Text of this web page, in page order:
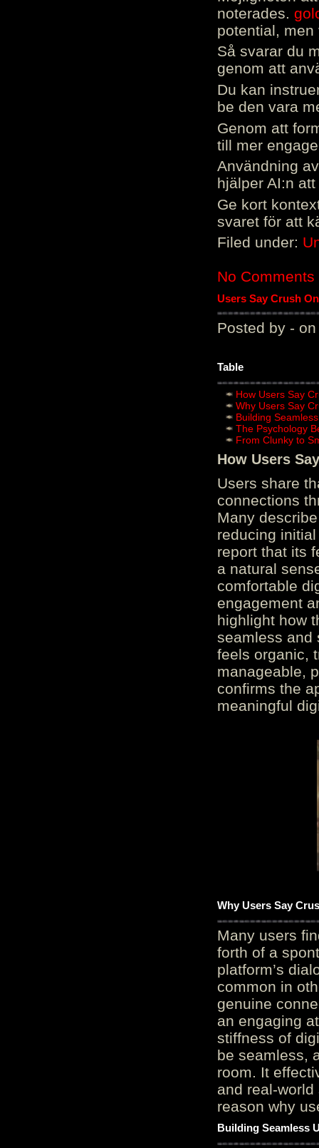
noterades.
potential, men
Så svarar du
genom att
Du kan
be den vara
Genom att
till mer
Användning
hjälper AI:n
Ge kort
svaret för att
Filed under:
No Comments
Users Say Crush
Posted by - on
Table
How Users Say
Why Users Say
Building
The Psychology
From Clunky to
How Users
Users share
connections
Many
reducing
report that its
a natural
comfortable
engagement
highlight how
seamless and
feels organic,
manageable,
confirms the
meaningful
Why Users Say
Many users
forth of a
platform’s
common in
genuine
an engaging
stiffness of
be seamless,
room. It
and real-
reason why
Building Seamless